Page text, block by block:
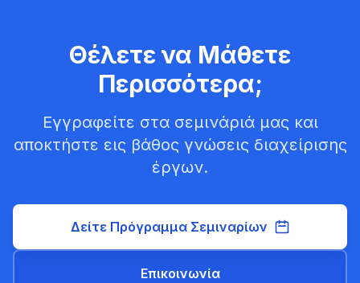
Θέλετε να Μάθετε
Περισσότερα;
Εγγραφείτε στα σεμινάριά μας και
αποκτήστε εις βάθος γνώσεις διαχείρισης
έργων.
Δείτε Πρόγραμμα Σεμιναρίων
Επικοινωνία